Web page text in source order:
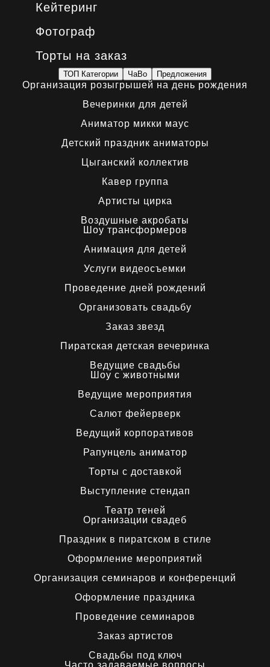
Кейтеринг
Фотограф
Торты на заказ
ТОП Категории ЧаВо Предложения
Организация розыгрышей на день рождения
Вечеринки для детей
Аниматор микки маус
Детский праздник аниматоры
Цыганский коллектив
Кавер группа
Артисты цирка
Воздушные акробаты
Шоу трансформеров
Анимация для детей
Услуги видеосъемки
Проведение дней рождений
Организовать свадьбу
Заказ звезд
Пиратская детская вечеринка
Ведущие свадьбы
Шоу с животными
Ведущие мероприятия
Салют фейерверк
Ведущий корпоративов
Рапунцель аниматор
Торты с доставкой
Выступление стендап
Театр теней
Организации свадеб
Праздник в пиратском в стиле
Оформление мероприятий
Организация семинаров и конференций
Оформление праздника
Проведение семинаров
Заказ артистов
Свадьбы под ключ
Часто задаваемые вопросы